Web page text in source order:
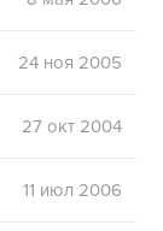
24 ноя 2005
27 окт 2004
11 июл 2006